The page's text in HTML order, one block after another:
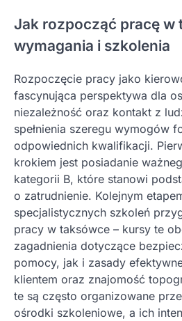
Jak rozpocząć pracę w
wymagania i szkolenia
Rozpoczęcie pracy jako
fascynująca perspektywa dla
niezależność oraz kontakt z
spełnienia szeregu wymogów
odpowiednich kwalifikacji.
krokiem jest posiadanie
kategorii B, które stanowi
o zatrudnienie. Kolejnym
specjalistycznych szkoleń
pracy w taksówce – kursy te
zagadnienia dotyczące
pomocy, jak i zasady
klientem oraz znajomość
te są często organizowane
ośrodki szkoleniowe, a ich